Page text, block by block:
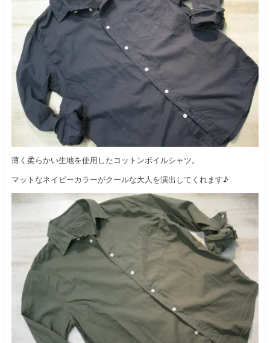
薄く柔らかい生地を使用したコットンボイルシャツ。
マットなネイビーカラーがクールな大人を演出してくれます♪